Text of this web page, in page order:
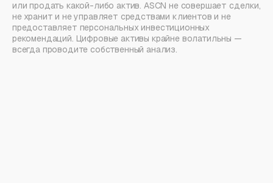
или продать какой-либо актив. ASCN не совершает сделки,
не хранит и не управляет средствами клиентов и не
предоставляет персональных инвестиционных
рекомендаций. Цифровые активы крайне волатильны —
всегда проводите собственный анализ.